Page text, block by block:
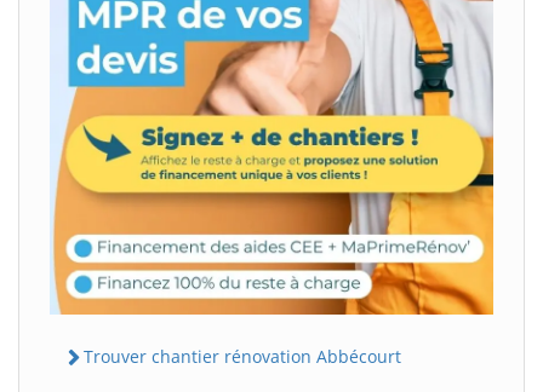
Trouver chantier rénovation Abbécourt